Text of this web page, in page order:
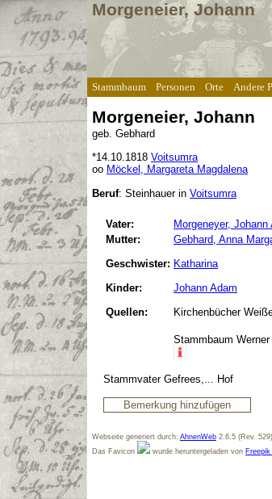
Morgeneier, Johann
Stammbaum Personen Orte Andere
Morgeneier, Johann
geb. Gebhard
*14.10.1818 Voitsumra
oo Möckel, Margareta Magdalena
Beruf: Steinhauerin Voitsumra
Vater:
Morgeneyer, Johann
Mutter:
Gebhard, Anna
Geschwister: Katharina
Kinder:
Johann Adam
Quellen:
Kirchenbücher
Stammbaum
Stammvater Gefrees,... Hof
Webseite generiert durch: AhnenWeb 2.6.5 (Rev. 529)
Das Favicon
wurde heruntergeladen von